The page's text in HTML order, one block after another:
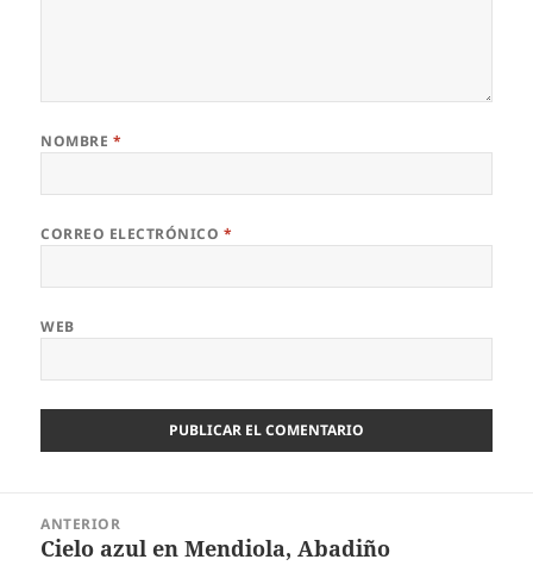
NOMBRE *
CORREO ELECTRÓNICO *
WEB
entradas
ANTERIOR
Entrada
Cielo azul en Mendiola, Abadiño